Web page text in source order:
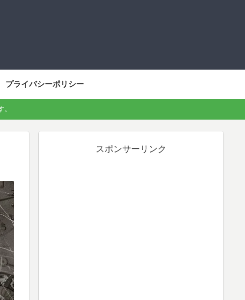
プライバシーポリシー
スポンサーリンク